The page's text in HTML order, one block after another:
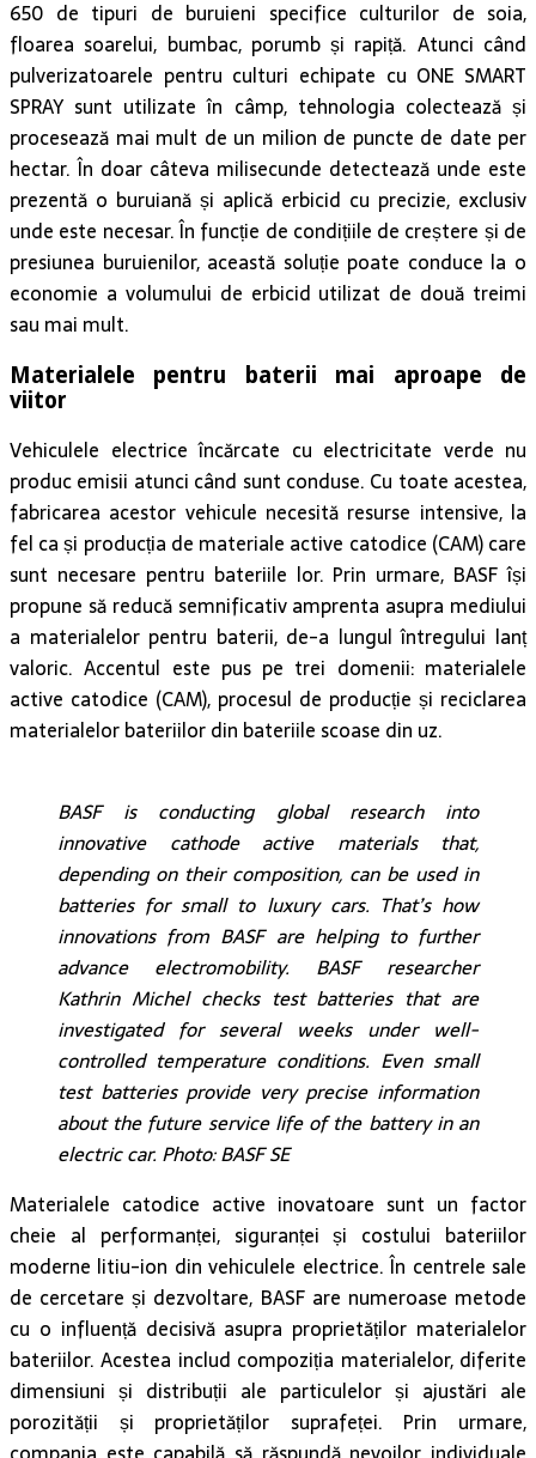
650 de tipuri de buruieni specifice culturilor de soia,
floarea soarelui, bumbac, porumb și rapiță. Atunci când
pulverizatoarele pentru culturi echipate cu ONE SMART
SPRAY sunt utilizate în câmp, tehnologia colectează și
procesează mai mult de un milion de puncte de date per
hectar. În doar câteva milisecunde detectează unde este
prezentă o buruiană și aplică erbicid cu precizie, exclusiv
unde este necesar. În funcție de condițiile de creștere și de
presiunea buruienilor, această soluție poate conduce la o
economie a volumului de erbicid utilizat de două treimi
sau mai mult.
Materialele pentru baterii mai aproape de
viitor
Vehiculele electrice încărcate cu electricitate verde nu
produc emisii atunci când sunt conduse. Cu toate acestea,
fabricarea acestor vehicule necesită resurse intensive, la
fel ca și producția de materiale active catodice (CAM) care
sunt necesare pentru bateriile lor. Prin urmare, BASF își
propune să reducă semnificativ amprenta asupra mediului
a materialelor pentru baterii, de-a lungul întregului lanț
valoric. Accentul este pus pe trei domenii: materialele
active catodice (CAM), procesul de producție și reciclarea
materialelor bateriilor din bateriile scoase din uz.
BASF is conducting global research into
innovative cathode active materials that,
depending on their composition, can be used in
batteries for small to luxury cars. That’s how
innovations from BASF are helping to further
advance electromobility. BASF researcher
Kathrin Michel checks test batteries that are
investigated for several weeks under well-
controlled temperature conditions. Even small
test batteries provide very precise information
about the future service life of the battery in an
electric car. Photo: BASF SE
Materialele catodice active inovatoare sunt un factor
cheie al performanței, siguranței și costului bateriilor
moderne litiu-ion din vehiculele electrice. În centrele sale
de cercetare și dezvoltare, BASF are numeroase metode
cu o influență decisivă asupra proprietăților materialelor
bateriilor. Acestea includ compoziția materialelor, diferite
dimensiuni și distribuții ale particulelor și ajustări ale
porozității și proprietăților suprafeței. Prin urmare,